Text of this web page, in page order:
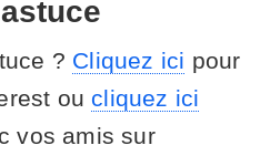
? Cliquez ici pour
ou cliquez ici
vos amis sur